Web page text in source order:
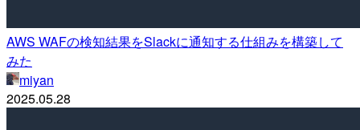
AWS WAFの検知結果をSlackに通知する仕組みを構築して
みた
miyan
2025.05.28